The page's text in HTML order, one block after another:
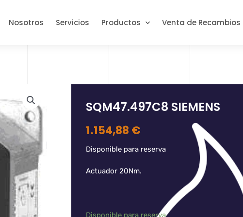
Nosotros Servicios Productos Venta de Recambios
SQM47.497C8 SIEMENS
1.154,88 €
Disponible para reserva
Actuador 20Nm.
Disponible para reserva